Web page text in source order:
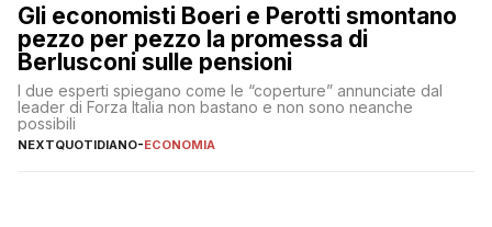
Gli economisti Boeri e Perotti smontano
pezzo per pezzo la promessa di
Berlusconi sulle pensioni
I due esperti spiegano come le “coperture” annunciate dal
leader di Forza Italia non bastano e non sono neanche
possibili
NEXTQUOTIDIANO-ECONOMIA